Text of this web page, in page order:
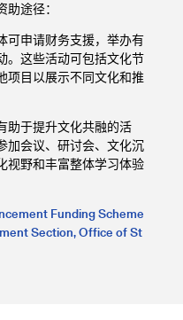
途径：
可申请财务支援，举办有
。这些活动可包括文化节
项目以展示不同文化和推
助于提升文化共融的活
加会议、研讨会、文化沉
视野和丰富整体学习体验
Funding Scheme
Section, Office of St